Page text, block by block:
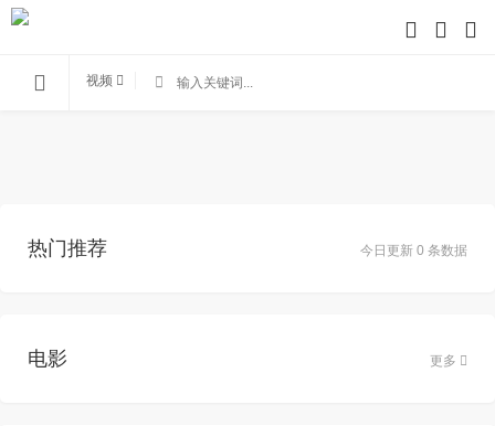
视频
今日更新 0 条数据
热门推荐
电影 更多